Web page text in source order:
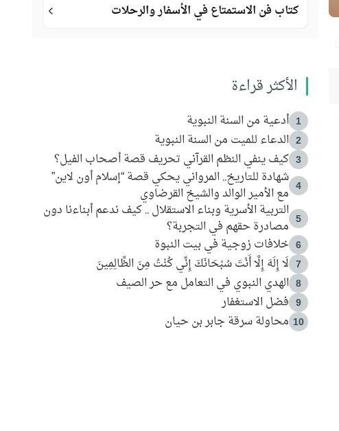
كتاب فن الاستمتاع في الأسفار والرحلات
الأكثر قراءة
1 أدعية من السنة النبوية
2 الدعاء للميت من السنة النبوية
3 كيف ينفي النظم القرآني تحريف قصة أصحاب الفيل؟
4
شهادة للتاريخ.. المرواني يحكي قصة “إسلام أون لاين”
مع الأمير الوالد والشيخ القرضاوي
5
التربية الأسرية وبناء الاستقلال .. كيف ندعم أبناءنا دون
مصادرة حقهم في التجربة؟
6 خلافات زوجية في بيت النبوة
7 لَا إِلَهَ إِلَّا أَنْتَ سُبْحَانَكَ إِنِّي كُنْتُ مِنَ الظَّالِمِينَ
8 الهدي النبوي في التعامل مع حر الصيف
9 فضل الاستغفار
10 محاولة سرقة جابر بن حيان